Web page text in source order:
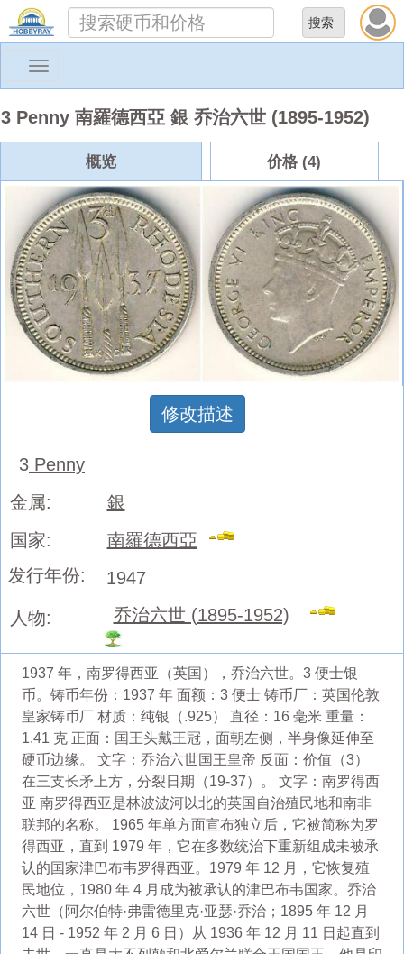
Toggle
3 Penny 南羅德西亞 銀 乔治六世 (1895-1952)
概览 价格 (4)
修改描述
3 Penny
金属:
銀
国家:
南羅德西亞
发行年份:
1947
人物:
乔治六世 (1895-1952)
1937 年，南罗得西亚（英国），乔治六世。3 便士银
币。铸币年份：1937 年 面额：3 便士 铸币厂：英国伦敦
皇家铸币厂 材质：纯银（.925） 直径：16 毫米 重量：
1.41 克 正面：国王头戴王冠，面朝左侧，半身像延伸至
硬币边缘。 文字：乔治六世国王皇帝 反面：价值（3）
在三支长矛上方，分裂日期（19-37）。 文字：南罗得西
亚 南罗得西亚是林波波河以北的英国自治殖民地和南非
联邦的名称。 1965 年单方面宣布独立后，它被简称为罗
得西亚，直到 1979 年，它在多数统治下重新组成未被承
认的国家津巴布韦罗得西亚。1979 年 12 月，它恢复殖
民地位，1980 年 4 月成为被承认的津巴布韦国家。乔治
六世（阿尔伯特·弗雷德里克·亚瑟·乔治；1895 年 12 月
14 日 - 1952 年 2 月 6 日）从 1936 年 12 月 11 日起直到